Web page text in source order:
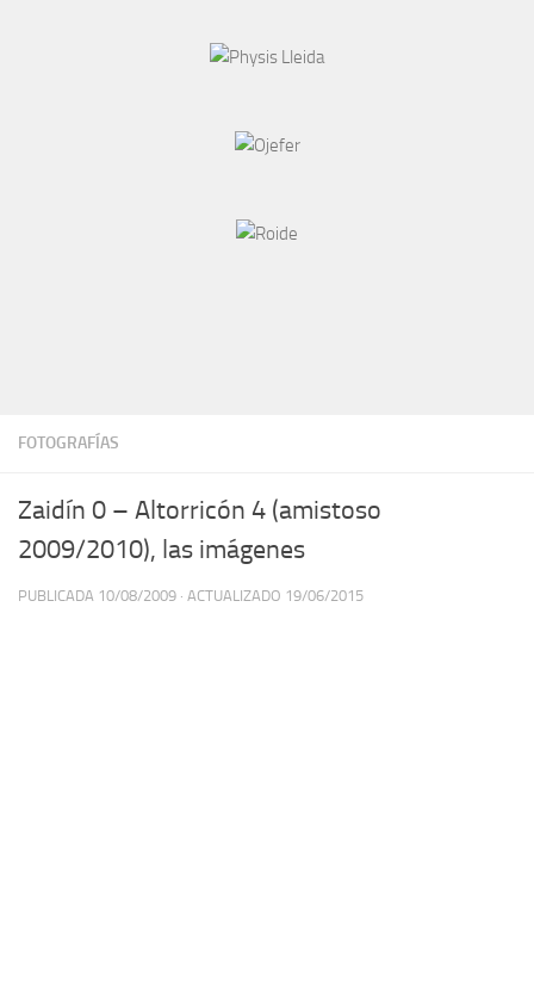
FOTOGRAFÍAS
Zaidín 0 – Altorricón 4 (amistoso
2009/2010), las imágenes
PUBLICADA 10/08/2009 · ACTUALIZADO 19/06/2015